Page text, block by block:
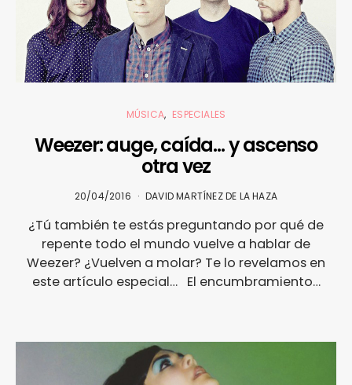
MÚSICA ESPECIALES
Weezer: auge, caída… y ascenso
otra vez
20/04/2016 DAVID MARTÍNEZ DE LA HAZA
¿Tú también te estás preguntando por qué de
repente todo el mundo vuelve a hablar de
Weezer? ¿Vuelven a molar? Te lo revelamos en
este artículo especial… El encumbramiento…